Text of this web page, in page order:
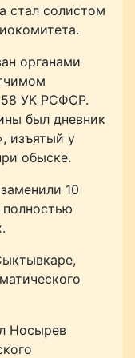
стал солистом
органами
УК РСФСР.
был дневник
изъятый у
обыске.
10
Носырев